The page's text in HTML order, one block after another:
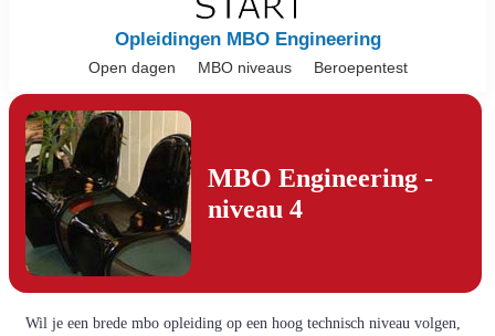
Opleidingen MBO Engineering
Open dagen MBO niveaus Beroepentest
MBO Engineering -
niveau 4
Wil je een brede mbo opleiding op een hoog technisch niveau volgen,